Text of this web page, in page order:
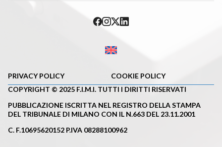
PRIVACY POLICY
COOKIE POLICY
COPYRIGHT © 2025 F.I.M.I. TUTTI I DIRITTI RISERVATI
PUBBLICAZIONE ISCRITTA NEL REGISTRO DELLA STAMPA
DEL TRIBUNALE DI MILANO CON IL N.663 DEL 23.11.2001
C. F.10695620152 P.IVA 08288100962